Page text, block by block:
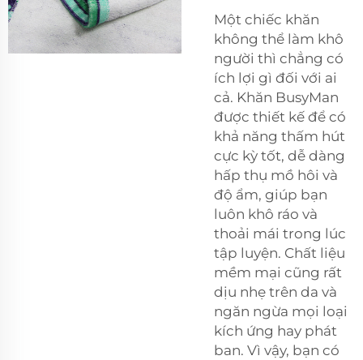
Một chiếc khăn
không thể làm khô
người thì chẳng có
ích lợi gì đối với ai
cả. Khăn BusyMan
được thiết kế để có
khả năng thấm hút
cực kỳ tốt, dễ dàng
hấp thụ mồ hôi và
độ ẩm, giúp bạn
luôn khô ráo và
thoải mái trong lúc
tập luyện. Chất liệu
mềm mại cũng rất
dịu nhẹ trên da và
ngăn ngừa mọi loại
kích ứng hay phát
ban. Vì vậy, bạn có